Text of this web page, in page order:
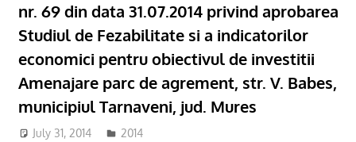
nr. 69 din data 31.07.2014 privind aprobarea
Studiul de Fezabilitate si a indicatorilor
economici pentru obiectivul de investitii
Amenajare parc de agrement, str. V. Babes,
municipiul Tarnaveni, jud. Mures
July 31, 2014 2014